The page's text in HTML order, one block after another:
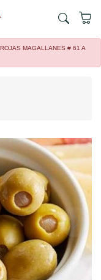
MAGALLANES # 61 A
Next